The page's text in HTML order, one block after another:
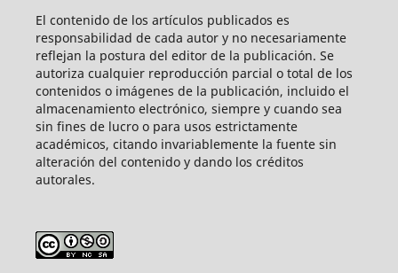
El contenido de los artículos publicados es
responsabilidad de cada autor y no necesariamente
reflejan la postura del editor de la publicación. Se
autoriza cualquier reproducción parcial o total de los
contenidos o imágenes de la publicación, incluido el
almacenamiento electrónico, siempre y cuando sea
sin fines de lucro o para usos estrictamente
académicos, citando invariablemente la fuente sin
alteración del contenido y dando los créditos
autorales.